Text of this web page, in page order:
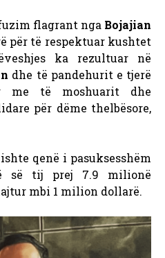
flagrant nga Bojajian
për të respektuar kushtet
ka rezultuar në
dhe të pandehurit e tjerë
me të moshuarit dhe
për dëme thelbësore,
qenë i pasuksesshëm
së tij prej 7.9 milionë
mbi 1 milion dollarë.